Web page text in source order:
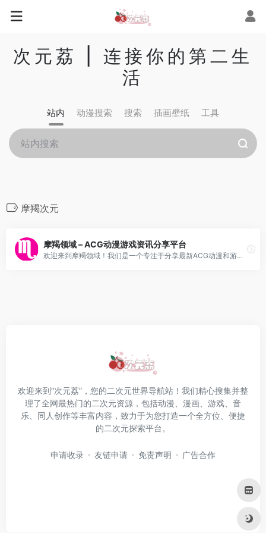
次元荔 | 连接你的第二生
活
站内 动漫搜索 搜索 插画壁纸 工具
摩羯次元
摩羯领域 – ACG动漫游戏资讯分享平台
欢迎来到摩羯领域！我们是一个专注于分享最新ACG动漫和游戏的平台，为您提供有趣的内容和精彩的文章。全站免费，用爱发电！
欢迎来到“次元荔”，您的二次元世界导航站！我们精心搜集并整
理了全网最热门的二次元资源，包括动漫、漫画、游戏、音
乐、同人创作等丰富内容，致力于为您打造一个全方位、便捷
的二次元探索平台。
申请收录 友链申请 免责声明 广告合作